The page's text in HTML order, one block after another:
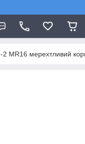
2 MR16 мерехтливий